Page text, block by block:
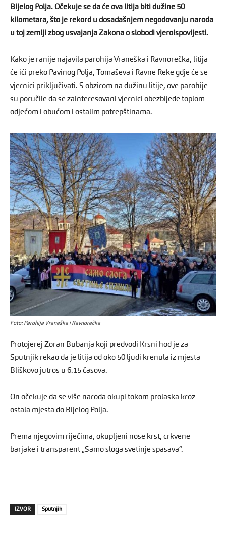
Bijelog Polja. Očekuje se da će ova litija biti dužine 50
kilometara, što je rekord u dosadašnjem negodovanju naroda
u toj zemlji zbog usvajanja Zakona o slobodi vjeroispovijesti.
Kako je ranije najavila parohija Vraneška i Ravnorečka, litija
će ići preko Pavinog Polja, Tomaševa i Ravne Reke gdje će se
vjernici priključivati. S obzirom na dužinu litije, ove parohije
su poručile da se zainteresovani vjernici obezbijede toplom
odjećom i obućom i ostalim potrepštinama.
Foto: Parohija Vraneška i Ravnorečka
Protojerej Zoran Bubanja koji predvodi Krsni hod je za
Sputnjik rekao da je litija od oko 50 ljudi krenula iz mjesta
Bliškovo jutros u 6.15 časova.
On očekuje da se više naroda okupi tokom prolaska kroz
ostala mjesta do Bijelog Polja.
Prema njegovim riječima, okupljeni nose krst, crkvene
barjake i transparent „Samo sloga svetinje spasava“.
IZVOR Sputnjik